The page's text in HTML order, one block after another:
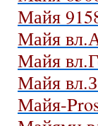
Майя
Майя
Майя
Майя
Майя-